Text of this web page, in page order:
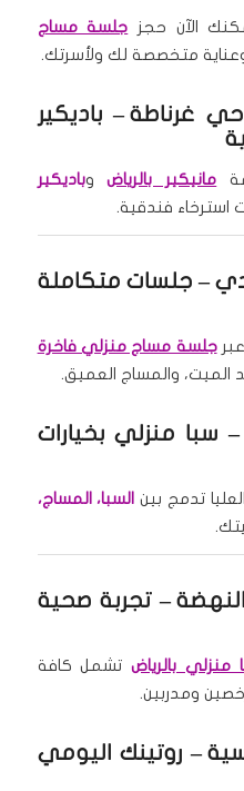
الآن حجز جلسة مساج
متخصصة لك ولأسرتك.
غرناطة– باديكير
مانيكير بالرياضوباديكير
استرخاء فندقية.
– جلسات متكاملة
جلسة مساج منزلي فاخرة
الميت، والمساج العميق.
– سبا منزلي بخيارات
تدمج بين السبا، المساج،
– تجربة صحية
منزلي بالرياضتشمل كافة
ومدربين.
– روتينك اليومي